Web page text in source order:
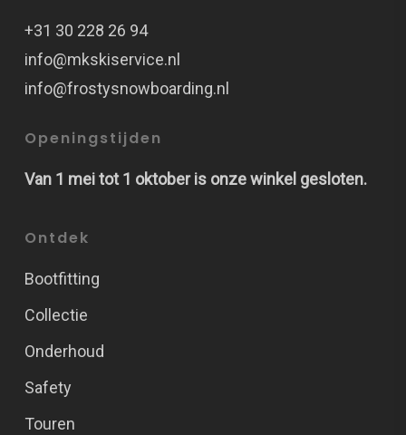
+31 30 228 26 94
info@mkskiservice.nl
info@frostysnowboarding.nl
Openingstijden
Van 1 mei tot 1 oktober is onze winkel gesloten.
Ontdek
Bootfitting
Collectie
Onderhoud
Safety
Touren